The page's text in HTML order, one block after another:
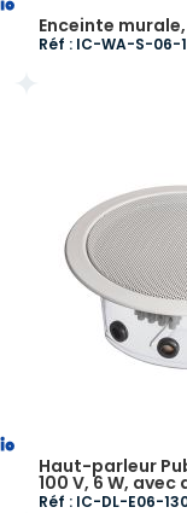
Enceinte murale,
Réf : IC-WA-S-06-
Haut-parleur
100 V, 6 W,
Réf : IC-DL-E06-